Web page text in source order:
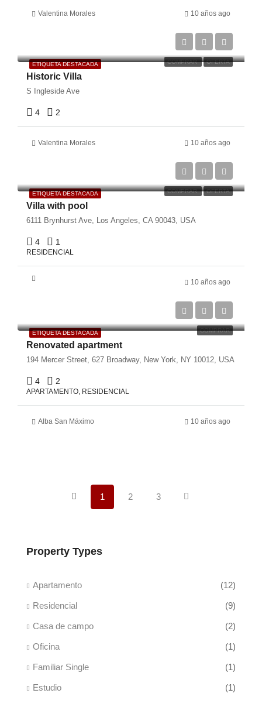
Valentina Morales 10 años ago
ETIQUETA DESTACADA COMPRAR OFERTA
Historic Villa
S Ingleside Ave
4 2
Valentina Morales 10 años ago
ETIQUETA DESTACADA COMPRAR OFERTA
Villa with pool
6111 Brynhurst Ave, Los Angeles, CA 90043, USA
4 1
RESIDENCIAL
10 años ago
ETIQUETA DESTACADA COMPRAR
Renovated apartment
194 Mercer Street, 627 Broadway, New York, NY 10012, USA
4 2
APARTAMENTO, RESIDENCIAL
Alba San Máximo 10 años ago
1 2 3
Property Types
Apartamento (12)
Residencial (9)
Casa de campo (2)
Oficina (1)
Familiar Single (1)
Estudio (1)